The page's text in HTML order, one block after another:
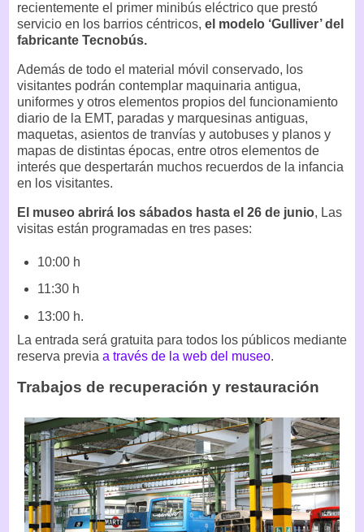
recientemente el primer minibús eléctrico que prestó
servicio en los barrios céntricos, el modelo ‘Gulliver’ del
fabricante Tecnobús.
Además de todo el material móvil conservado, los
visitantes podrán contemplar maquinaria antigua,
uniformes y otros elementos propios del funcionamiento
diario de la EMT, paradas y marquesinas antiguas,
maquetas, asientos de tranvías y autobuses y planos y
mapas de distintas épocas, entre otros elementos de
interés que despertarán muchos recuerdos de la infancia
en los visitantes.
El museo abrirá los sábados hasta el 26 de junio, Las
visitas están programadas en tres pases:
10:00 h
11:30 h
13:00 h.
La entrada será gratuita para todos los públicos mediante
reserva previa a través de la web del museo.
Trabajos de recuperación y restauración